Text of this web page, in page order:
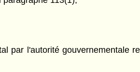
par l'autorité gouvernementale